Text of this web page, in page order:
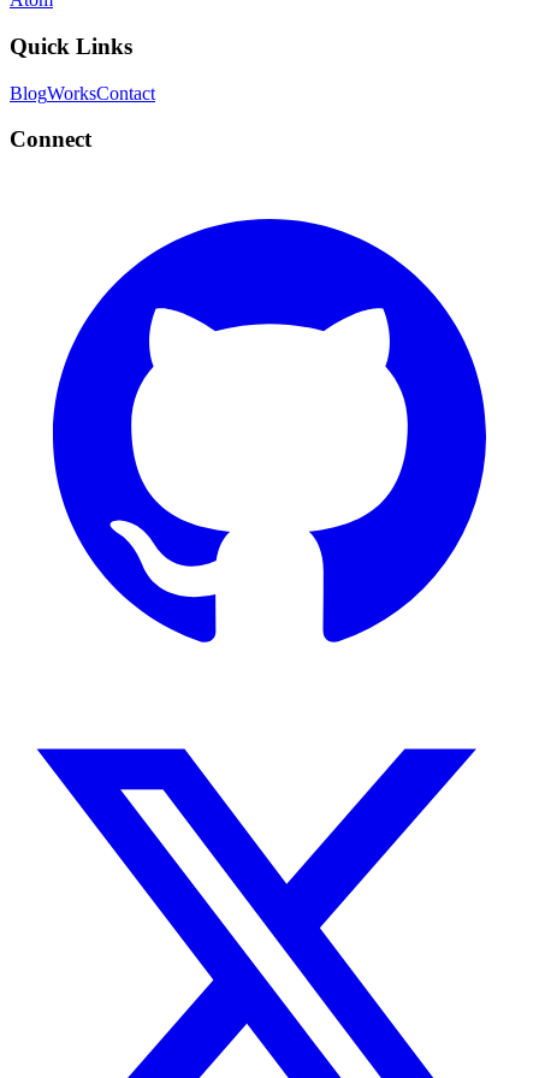
Quick Links
BlogWorksContact
Connect